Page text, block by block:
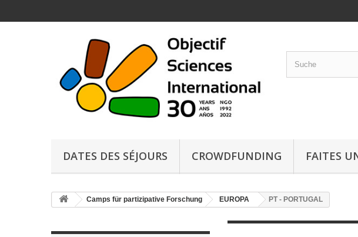
DATES DES SÉJOURS CROWDFUNDING FAITES
Camps für partizipative Forschung EUROPA PT - PORTUGAL